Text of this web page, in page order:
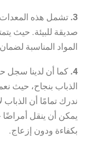
3. تشمل هذه
صديقة للبيئة. حيث
المواد المناسبة
4. كما أن لدينا سجل
الذباب بنجاح، حيث
ندرك تمامًا أن
يمكن أن ينقل
بكفاءة ودون إزعاج.